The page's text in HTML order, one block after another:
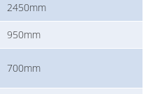
2450mm
950mm
700mm